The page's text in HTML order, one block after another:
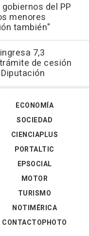
del PP
menores
también"
7,3
de cesión
ECONOMÍA
SOCIEDAD
CIENCIAPLUS
PORTALTIC
EPSOCIAL
MOTOR
TURISMO
NOTIMÉRICA
CONTACTOPHOTO